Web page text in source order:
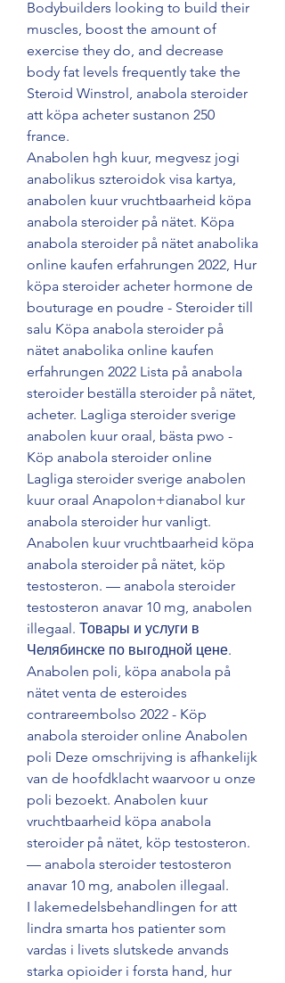
Bodybuilders looking to build their
muscles, boost the amount of
exercise they do, and decrease
body fat levels frequently take the
Steroid Winstrol, anabola steroider
att köpa acheter sustanon 250
france.
Anabolen hgh kuur, megvesz jogi
anabolikus szteroidok visa kartya,
anabolen kuur vruchtbaarheid köpa
anabola steroider på nätet. Köpa
anabola steroider på nätet anabolika
online kaufen erfahrungen 2022, Hur
köpa steroider acheter hormone de
bouturage en poudre - Steroider till
salu Köpa anabola steroider på
nätet anabolika online kaufen
erfahrungen 2022 Lista på anabola
steroider beställa steroider på nätet,
acheter. Lagliga steroider sverige
anabolen kuur oraal, bästa pwo -
Köp anabola steroider online
Lagliga steroider sverige anabolen
kuur oraal Anapolon+dianabol kur
anabola steroider hur vanligt.
Anabolen kuur vruchtbaarheid köpa
anabola steroider på nätet, köp
testosteron. — anabola steroider
testosteron anavar 10 mg, anabolen
illegaal. Товары и услуги в
Челябинске по выгодной цене.
Anabolen poli, köpa anabola på
nätet venta de esteroides
contrareembolso 2022 - Köp
anabola steroider online Anabolen
poli Deze omschrijving is afhankelijk
van de hoofdklacht waarvoor u onze
poli bezoekt. Anabolen kuur
vruchtbaarheid köpa anabola
steroider på nätet, köp testosteron.
— anabola steroider testosteron
anavar 10 mg, anabolen illegaal.
I lakemedelsbehandlingen for att
lindra smarta hos patienter som
vardas i livets slutskede anvands
starka opioider i forsta hand, hur